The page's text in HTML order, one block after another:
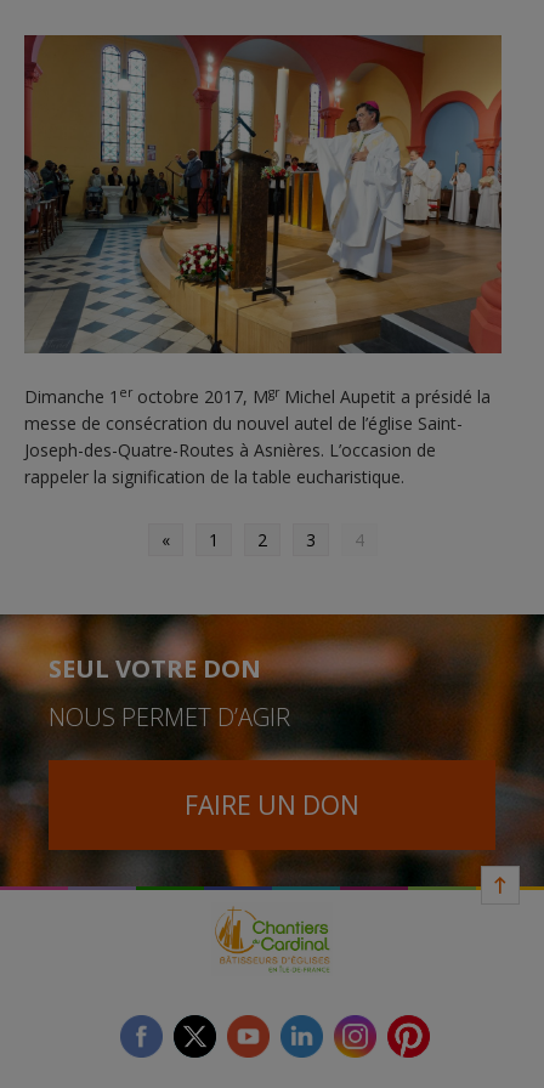
Dimanche 1 er octobre 2017, Mgr Michel Aupetit a présidé la
messe de consécration du nouvel autel de l’église Saint-
Joseph-des-Quatre-Routes à Asnières. L’occasion de
rappeler la signification de la table eucharistique.
« 1 2 3 4
SEUL VOTRE DON
NOUS PERMET D’AGIR
FAIRE UN DON